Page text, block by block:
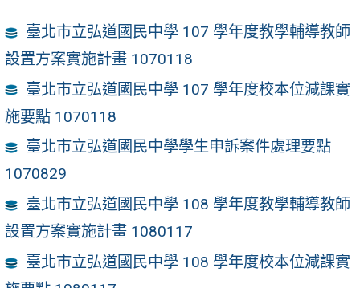
臺北市立弘道國民中學 107 學年度教學輔導教師
設置方案實施計畫 1070118
臺北市立弘道國民中學 107 學年度校本位減課實
施要點 1070118
臺北市立弘道國民中學學生申訴案件處理要點
1070829
臺北市立弘道國民中學 108 學年度教學輔導教師
設置方案實施計畫 1080117
臺北市立弘道國民中學 108 學年度校本位減課實